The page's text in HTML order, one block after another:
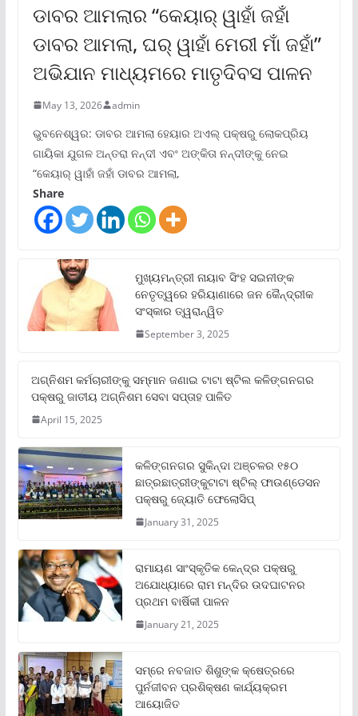
ଡାବର ଆମଲାର “କେୟାର୍ ୱାହାଁ ଜହାଁ
ଡାବର ଆମଲା, ଘର୍ ୱାହାଁ ମେରୀ ମାଁ ଜହାଁ”
ଅଭିଯାନ ମାଧ୍ୟମରେ ମାତୃଦିବସ ପାଳନ
May 13, 2026 admin
ଭୁବନେଶ୍ୱର: ଡାବର ଆମଲା ହେୟାର ଅଏଲ୍ ପକ୍ଷରୁ ଲୋକପ୍ରିୟ
ଗାୟିକା ଯୁଗଳ ଅନ୍ତରା ନନ୍ଦୀ ଏବଂ ଅଙ୍କିତା ନନ୍ଦୀଙ୍କୁ ନେଇ
“କେୟାର୍ ୱାହାଁ ଜହାଁ ଡାବର ଆମଲା,
Share
ମୁଖ୍ୟମନ୍ତ୍ରୀ ନାୟାବ ସିଂହ ସଇନୀଙ୍କ
ନେତୃତ୍ୱରେ ହରିୟାଣାରେ ଜନ କୈନ୍ଦ୍ରୀକ
ସଂସ୍କାର ତ୍ୱରାନ୍ୱିତ
September 3, 2025
ଅଗ୍ନିଶମ କର୍ମଚାରୀଙ୍କୁ ସମ୍ମାନ ଜଣାଇ ଟାଟା ଷ୍ଟିଲ କଳିଙ୍ଗନଗର
ପକ୍ଷରୁ ଜାତୀୟ ଅଗ୍ନିଶମ ସେବା ସପ୍ତାହ ପାଳିତ
April 15, 2025
କଳିଙ୍ଗନଗର ସୁକିନ୍ଦା ଅଞ୍ଚଳର ୧୫୦
ଛାତ୍ରଛାତ୍ରୀଙ୍କୁଟାଟା ଷ୍ଟିଲ୍ ଫାଉଣ୍ଡେସନ
ପକ୍ଷରୁ ଜ୍ୟୋତି ଫେଲୋସିପ୍‌
January 31, 2025
ରାମାୟଣ ସାଂସ୍କୃତିକ କେନ୍ଦ୍ର ପକ୍ଷରୁ
ଅଯୋଧ୍ୟାରେ ରାମ ମନ୍ଦିର ଉଦଘାଟନର
ପ୍ରଥମ ବାର୍ଷିକୀ ପାଳନ
January 21, 2025
ସମ୍‌ରେ ନବଜାତ ଶିଶୁଙ୍କ କ୍ଷେତ୍ରରେ
ପୁର୍ନଜୀବନ ପ୍ରଶିକ୍ଷଣ କାର୍ଯ୍ୟକ୍ରମ
ଆୟୋଜିତ